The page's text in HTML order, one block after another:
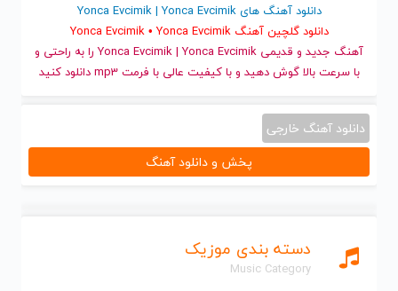
دسته بندی موزیک
Music Category
دانلود آهنگ های Yonca Evcimik | Yonca Evcimik
دانلود گلچین آهنگ Yonca Evcimik • Yonca Evcimik
آهنگ جدید
و قدیمی Yonca Evcimik | Yonca Evcimik را به راحتی و
با سرعت بالا گوش دهید و با کیفیت عالی با فرمت mp3 دانلود کنید
دانلود آهنگ خارجی
پخش و دانلود آهنگ